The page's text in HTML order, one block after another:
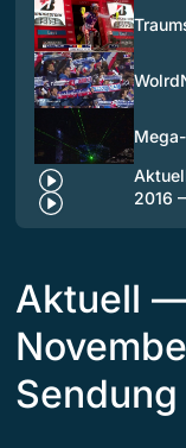
2016
Aktuell
Sendung